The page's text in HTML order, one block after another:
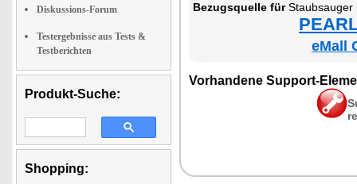
Diskussions-Forum
Testergebnisse aus Tests &
Testberichten
Produkt-Suche:
Shopping:
Be­zugs­quel­le fürStaub­sau­ger
eMall
Vor­han­de­ne Sup­port-